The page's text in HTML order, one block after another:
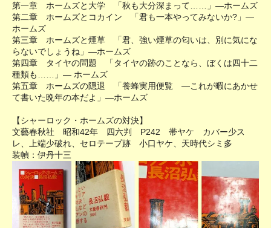
第一章 ホームズと大学 「秋も大分深まって……」―ホームズ
第二章 ホームズとコカイン 「君も一本やってみないか?」―
ホームズ
第三章 ホームズと煙草 「君、強い煙草の匂いは、別に気にな
らないでしょうね」―ホームズ
第四章 タイヤの問題 「タイヤの跡のことなら、ぼくは四十二
種類も……」― ホームズ
第五章 ホームズの隠退 「養蜂実用便覧 ―これが暇にあかせ
て書いた晩年の本だよ」―ホームズ
【シャーロック・ホームズの対決】
文藝春秋社 昭和42年 四六判 P242 帯ヤケ カバー少ス
レ、上端少破れ、セロテープ跡 小口ヤケ、天時代シミ多
装幀：伊丹十三